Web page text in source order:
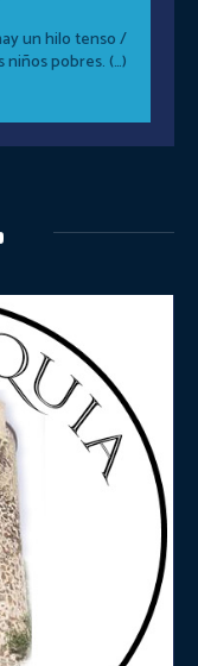
un hilo tenso /
pobres. (…)